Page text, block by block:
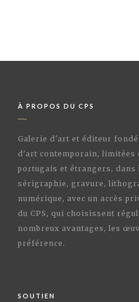
À PROPOS DU CPS
Galerie d'art et éditeur
d'art contemporain, limitées
portugais et étrangers, dans
sérigraphie, gravure,
numérique, avec un accès
du CPS, qui choisissent
nombreux avantages, les
préférence.
SOUTIEN